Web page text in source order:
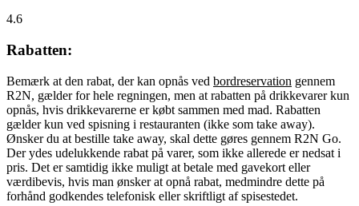
4.6
Rabatten:
Bemærk at den rabat, der kan opnås ved bordreservation gennem
R2N, gælder for hele regningen, men at rabatten på drikkevarer kun
opnås, hvis drikkevarerne er købt sammen med mad. Rabatten
gælder kun ved spisning i restauranten (ikke som take away).
Ønsker du at bestille take away, skal dette gøres gennem R2N Go.
Der ydes udelukkende rabat på varer, som ikke allerede er nedsat i
pris. Det er samtidig ikke muligt at betale med gavekort eller
værdibevis, hvis man ønsker at opnå rabat, medmindre dette på
forhånd godkendes telefonisk eller skriftligt af spisestedet.